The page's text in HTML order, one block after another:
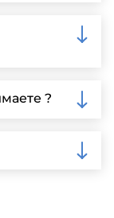
или
встречи.
надежной
?
о